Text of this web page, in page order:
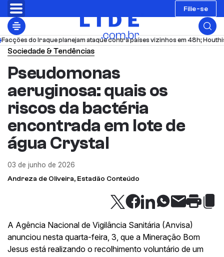
Filie-se
do Iraque planejam ataque contra países vizinhos em 48h; Houthis
Sociedade & Tendências
Pseudomonas
aeruginosa: quais os
riscos da bactéria
encontrada em lote de
água Crystal
03 de junho de 2026
Andreza de Oliveira, Estadão Conteúdo
A Agência Nacional de Vigilância Sanitária (Anvisa)
anunciou nesta quarta-feira, 3, que a Mineração Bom
Jesus está realizando o recolhimento voluntário de um